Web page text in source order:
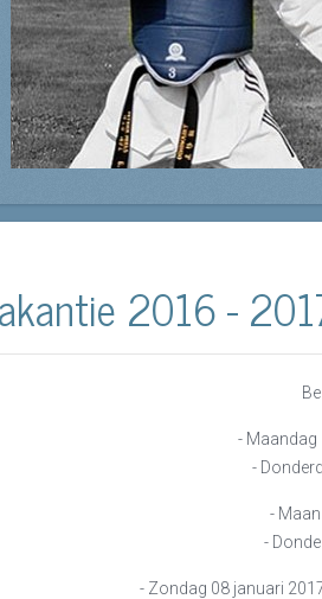
2016 -
- Maandag
-
-
-
- Zondag 08 januari